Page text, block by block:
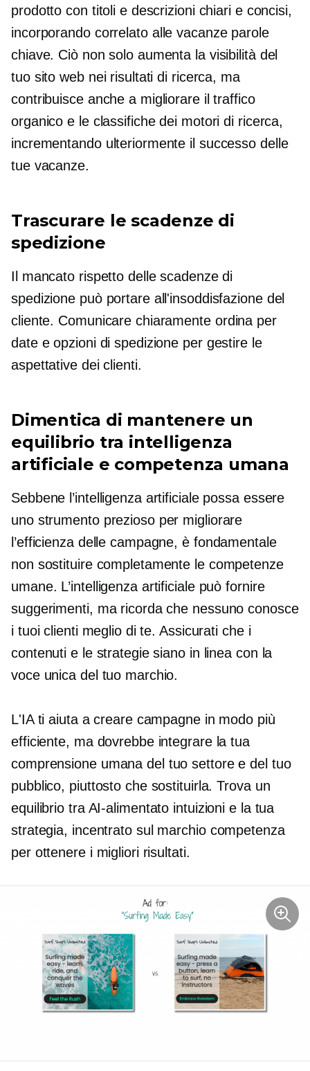
prodotto con titoli e descrizioni chiari e concisi,
incorporando correlato alle vacanzeparole
chiave. Ciò non solo aumenta la visibilità del
tuo sito web nei risultati di ricerca, ma
contribuisce anche a migliorare il traffico
organico e le classifiche dei motori di ricerca,
incrementando ulteriormente il successo delle
tue vacanze.
Trascurare le scadenze di
spedizione
Il mancato rispetto delle scadenze di
spedizione può portare all'insoddisfazione del
cliente. Comunicare chiaramente ordina per
date e opzioni di spedizione per gestire le
aspettative dei clienti.
Dimentica di mantenere un
equilibrio tra intelligenza
artificiale e competenza umana
Sebbene l’intelligenza artificiale possa essere
uno strumento prezioso per migliorare
l’efficienza delle campagne, è fondamentale
non sostituire completamente le competenze
umane. L’intelligenza artificiale può fornire
suggerimenti, ma ricorda che nessuno conosce
i tuoi clienti meglio di te. Assicurati che i
contenuti e le strategie siano in linea con la
voce unica del tuo marchio.
L'IA ti aiuta a creare campagne in modo più
efficiente, ma dovrebbe integrare la tua
comprensione umana del tuo settore e del tuo
pubblico, piuttosto che sostituirla. Trova un
equilibrio tra AI-alimentato intuizioni e la tua
strategia, incentrato sul marchiocompetenza
per ottenere i migliori risultati.